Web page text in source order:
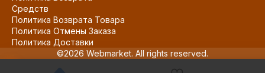
Средств
Политика Возврата Товара
Политика Отмены Заказа
Политика Доставки
©2026 Webmarket. All rights reserved.